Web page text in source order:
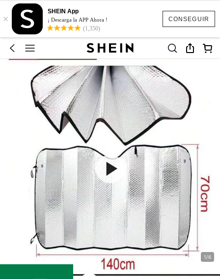
CONSEGUIR
×
SHEIN App
¡ Descarga la APP Ahora !
(1,350)
1/6